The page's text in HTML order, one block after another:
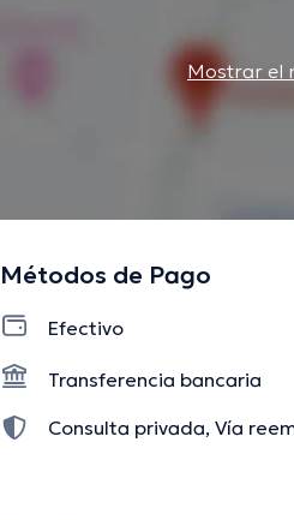
Mostrar el
Métodos de Pago
Efectivo
Transferencia bancaria
Consulta privada, Vía